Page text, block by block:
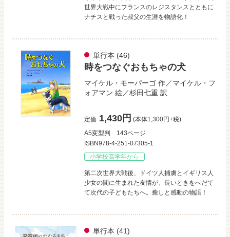
世界大戦中にフランスのレジスタンスとともに
ナチスと戦った叔父の生涯を物語化！
単行本 (46)
時をつなぐおもちゃの犬
マイケル・モーパーゴ 作／マイケル・フ
ォアマン 絵／杉田七重 訳
定価 1,430円 (本体1,300円+税)
A5変型判
143ページ
ISBN978-4-251-07305-1
小学校高学年から
第二次世界大戦後、ドイツ人捕虜とイギリス人
少女の間に生まれた友情が、長いときをへだて
て次代の子どもたちへ。癒しと感動の物語！
単行本 (41)